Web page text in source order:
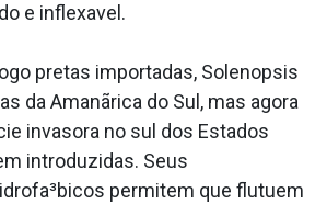
e inflexa­vel.
pretas importadas, Solenopsis
da Amanãrica do Sul, mas agora
invasora no sul dos Estados
introduzidas. Seus
permitem que flutuem